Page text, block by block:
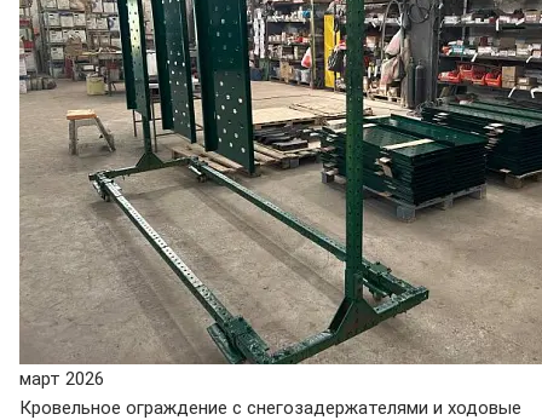
март 2026
Кровельное ограждение с снегозадержателями и ходовые